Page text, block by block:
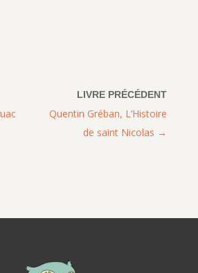
Quentin Gréban, L’Histoire
de saint Nicolas